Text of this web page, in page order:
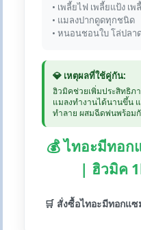
• เพลี้ยไฟ เพลี้ยแป้ง เ
• แมลงปากดูดทุกชนิด
• หนอนชอนใบ โล่ปลา
💎 เหตุผลที่ใช้คู่กัน:
ฮิวมิคช่วยเพิ่มประสิทธิภ
แมลงทำงานได้นานขึ้น
ทำลาย ผสมฉีดพ่นพร้อม
💰 ไทอะมีทอก
| ฮิวมิค
🛒 สั่งซื้อไทอะมีทอกแซ